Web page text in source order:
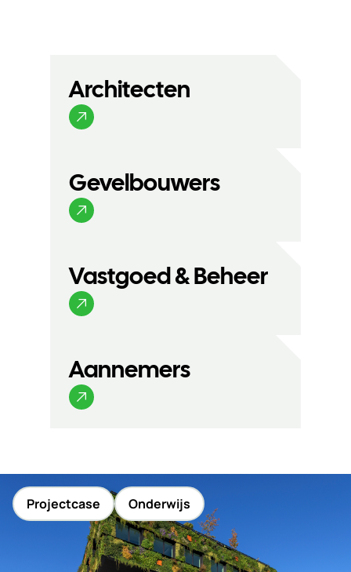
Architecten
Gevelbouwers
Vastgoed & Beheer
Aannemers
Projectcase Onderwijs